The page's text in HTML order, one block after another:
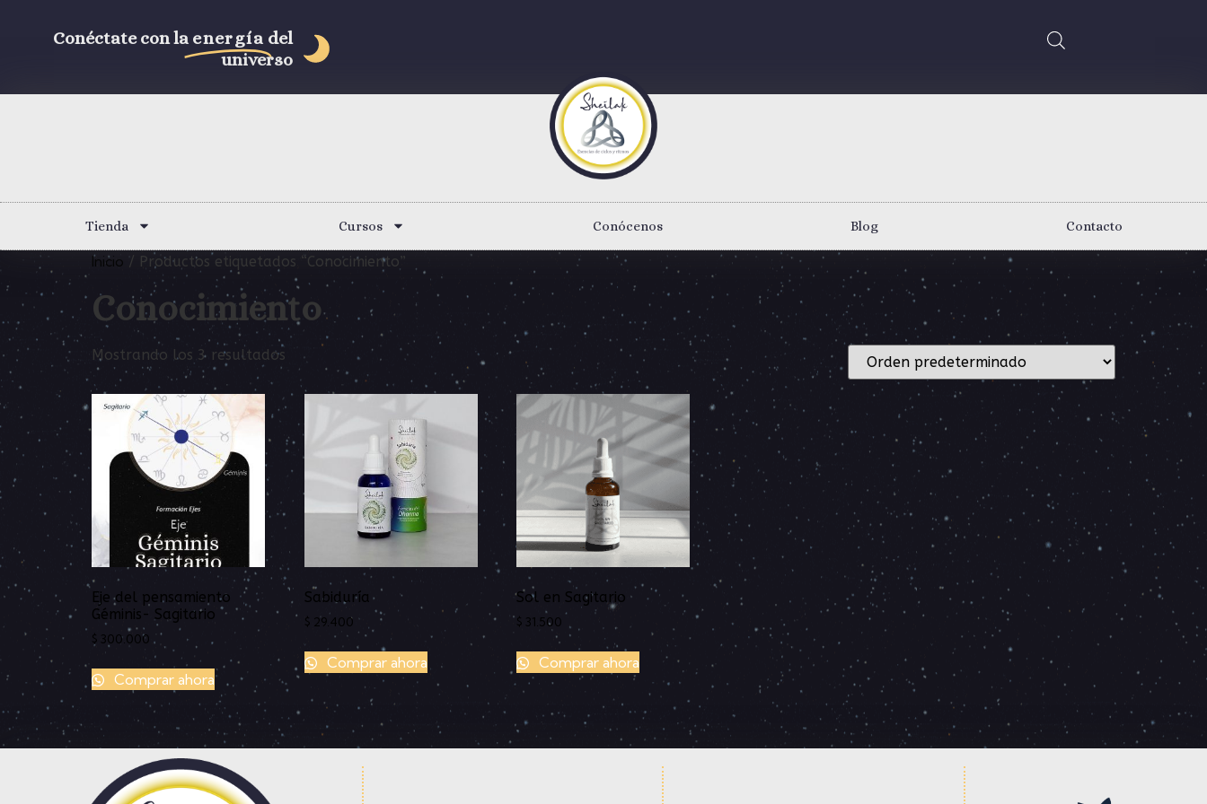
Conéctate con la energía del
universo
Tienda Cursos Conócenos Blog Contacto
Inicio / Productos etiquetados “Conocimiento”
Conocimiento
Mostrando los 3 resultados
Eje del pensamiento
Géminis- Sagitario
$ 300.000
Comprar ahora
Sabiduría
$ 29.400
Comprar ahora
Sol en Sagitario
$ 31.500
Comprar ahora